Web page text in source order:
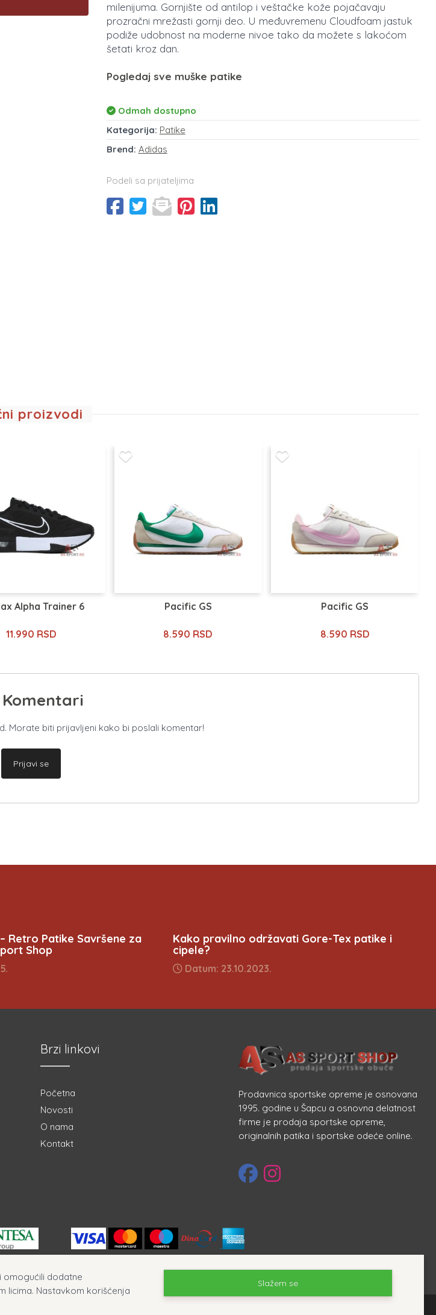
milenijuma. Gornjište od antilop i veštačke kože pojačavaju
prozračni mrežasti gornji deo. U međuvremenu Cloudfoam jastuk
podiže udobnost na moderne nivoe tako da možete s lakoćom
šetati kroz dan.
Pogledaj sve muške patike
Odmah dostupno
Kategorija: Patike
Brend: Adidas
Podeli sa prijateljima
proizvodi
Alpha Trainer 6
11.990 RSD
Pacific GS
8.590 RSD
Pacific GS
8.590 RSD
Komentari
Morate biti prijavljeni kako bi poslali komentar!
Prijavi se
Retro Patike Savršene za
Shop
Kako pravilno održavati Gore-Tex patike i
cipele?
Datum: 23.10.2023.
Brzi linkovi
Početna
Novosti
O nama
Kontakt
Prodavnica sportske opreme je osnovana
1995. godine u Šapcu a osnovna delatnost
firme je prodaja sportske opreme,
originalnih patika i sportske odeće online.
omogućili dodatne
licima. Nastavkom korišćenja
Slažem se